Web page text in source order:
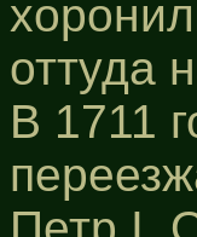
оттуда
В 1711